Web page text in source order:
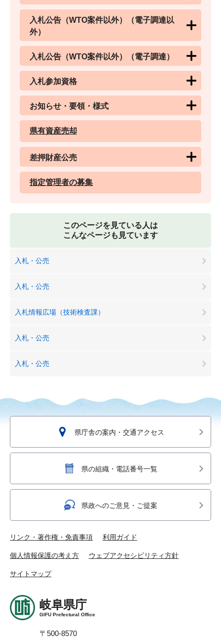
入札公告（WTO案件以外）（電子調達以
外）
入札公告（WTO案件以外）（電子調達）
入札参加資格
お知らせ・要領・様式
県有資産売却
差押財産公売
指定管理者の募集
このページを見ている人は
こんなページも見ています
入札・公売
入札・公売
入札情報広場（技術検査課）
入札・公売
入札・公売
県庁舎の案内・交通アクセス
県の組織・電話番号一覧
県政へのご意見・ご提案
リンク・著作権・免責事項 利用ガイド
個人情報保護の考え方 ウェブアクセシビリティ方針
サイトマップ
岐阜県庁
GIFU Prefectural Office
〒500-8570